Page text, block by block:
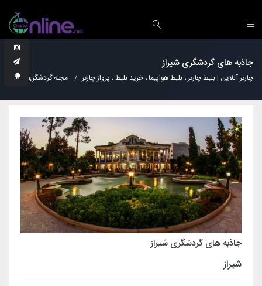
جاذبه های گردشگری شیراز
چارتر آنلاین | بلیط چارتر ، بلیط هواپیما ، خرید بلیط ، پرواز چارتر مجله گردشگری
جاذبه های گردشگری شیراز
شیراز